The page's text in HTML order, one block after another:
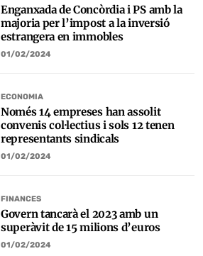
Enganxada de Concòrdia i PS amb la
majoria per l’impost a la inversió
estrangera en immobles
01/02/2024
ECONOMIA
Només 14 empreses han assolit
convenis col·lectius i sols 12 tenen
representants sindicals
01/02/2024
FINANCES
Govern tancarà el 2023 amb un
superàvit de 15 milions d’euros
01/02/2024